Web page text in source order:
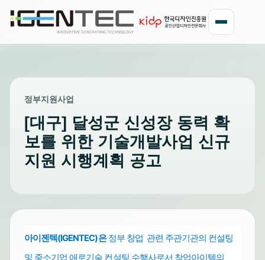
정부지원사업
[대구] 달성군 신성장 동력 확
보를 위한 기술개발사업 신규
지원 시행계획 공고
아이젠텍(IGENTEC)은정부 창업 관련 주관기관의 컨설팅
애로기술 컨설팅